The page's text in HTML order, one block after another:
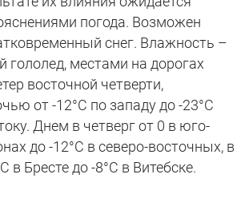
погода. Возможен
снег. Влажность –
гололед, местами на дорогах
восточной четверти,
от -12°C по западу до -23°C
Днем в четверг от 0 в юго-
до -12°C в северо-восточных, в
в Бресте до -8°C в Витебске.